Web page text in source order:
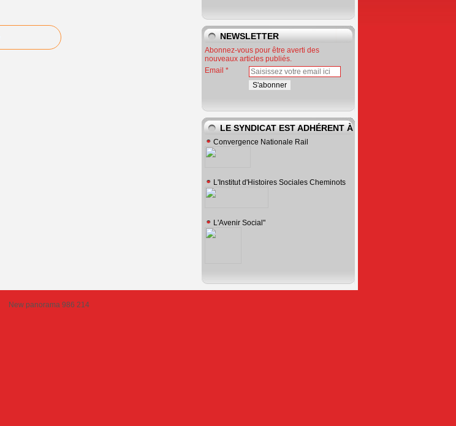
NEWSLETTER
Abonnez-vous pour être averti des
nouveaux articles publiés.
Email
LE SYNDICAT EST ADHÉRENT À
Convergence Nationale Rail
L'Institut d'Histoires Sociales Cheminots
L'Avenir Social"